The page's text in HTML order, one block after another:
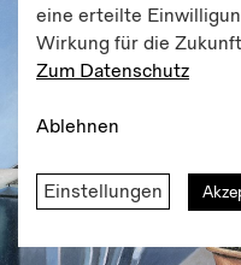
eine erteilte
Wirkung für die
Zum Datenschutz
Ablehnen
Einstellungen